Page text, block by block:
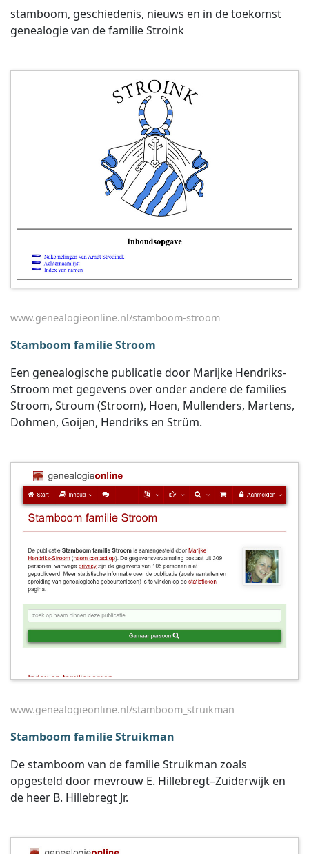
stamboom, geschiedenis, nieuws en in de toekomst
genealogie van de familie Stroink
www.genealogieonline.nl/stamboom-stroom
Stamboom familie Stroom
Een genealogische publicatie door Marijke Hendriks-
Stroom met gegevens over onder andere de families
Stroom, Stroum (Stroom), Hoen, Mullenders, Martens,
Dohmen, Goijen, Hendriks en Strüm.
www.genealogieonline.nl/stamboom_struikman
Stamboom familie Struikman
De stamboom van de familie Struikman zoals
opgesteld door mevrouw E. Hillebregt–Zuiderwijk en
de heer B. Hillebregt Jr.